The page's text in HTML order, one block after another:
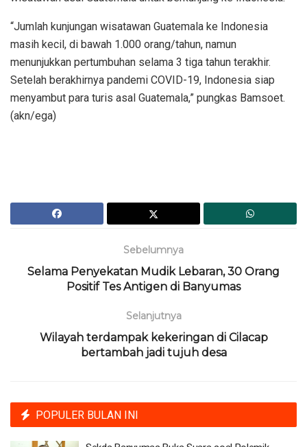
“Jumlah kunjungan wisatawan Guatemala ke Indonesia
masih kecil, di bawah 1.000 orang/tahun, namun
menunjukkan pertumbuhan selama 3 tiga tahun terakhir.
Setelah berakhirnya pandemi COVID-19, Indonesia siap
menyambut para turis asal Guatemala,” pungkas Bamsoet.
(akn/ega)
Sebelumnya
Selama Penyekatan Mudik Lebaran, 30 Orang
Positif Tes Antigen di Banyumas
Selanjutnya
Wilayah terdampak kekeringan di Cilacap
bertambah jadi tujuh desa
POPULER BULAN INI